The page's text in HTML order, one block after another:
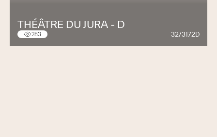
THÉÂTRE DU JURA - D
283 32/3172D